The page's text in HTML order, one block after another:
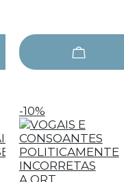
-10%